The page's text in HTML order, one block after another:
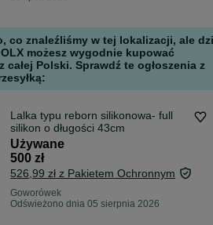
co znaleźliśmy w tej lokalizacji, ale
OLX możesz wygodnie kupować
całej Polski. Sprawdź te ogłoszenia z
Lalka typu reborn silikonowa- full
silikon o długości 43cm
Używane
500 zł
526,99 zł z Pakietem Ochronnym
Goworówek
Odświeżono dnia 05 sierpnia 2026